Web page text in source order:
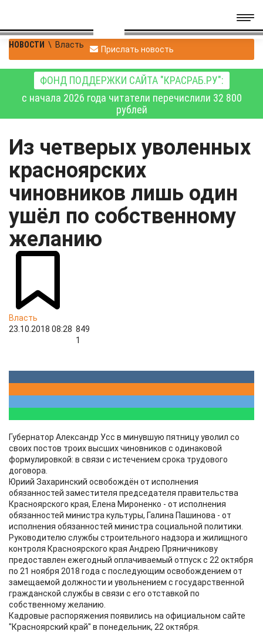
НОВОСТИ \ Власть Прислать новость
ФОНД ПОДДЕРЖКИ САЙТА "КРАСРАБ.РУ":
с начала 2026 года читатели перечислили 32 800
рублей
Из четверых уволенных
красноярских
чиновников лишь один
ушёл по собственному
желанию
Власть
23.10.2018 08:28 849
1
Губернатор Александр Усс в минувшую пятницу уволил со
своих постов троих высших чиновников с одинаковой
формулировкой: в связи с истечением срока трудового
договора.
Юриий Захаринский освобождён от исполнения
обязанностей заместителя председателя правительства
Красноярского края, Елена Мироненко - от исполнения
обязанностей министра культуры, Галина Пашинова - от
исполнения обязанностей министра социальной политики.
Руководителю службы строительного надзора и жилищного
контроля Красноярского края Андрею Пряничникову
предоставлен ежегодный оплачиваемый отпуск с 22 октября
по 21 ноября 2018 года с последующим освобождением от
замещаемой должности и увольнением с государственной
гражданской службы в связи с его отставкой по
собственному желанию.
Кадровые распоряжения появились на официальном сайте
"Красноярский край" в понедельник, 22 октября.